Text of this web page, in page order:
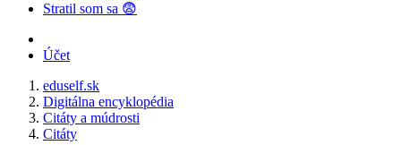
Stratil som sa 😨
Účet
eduself.sk
Digitálna encyklopédia
Citáty a múdrosti
Citáty